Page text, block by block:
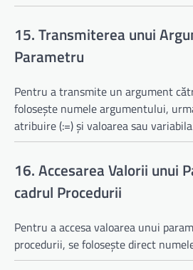
15. Transmiterea unui
Parametru
Pentru a transmite un argument
folosește numele argumentului,
atribuire (:=) și valoarea sau
16. Accesarea Valorii unui
cadrul Procedurii
Pentru a accesa valoarea unui
procedurii, se folosește direct